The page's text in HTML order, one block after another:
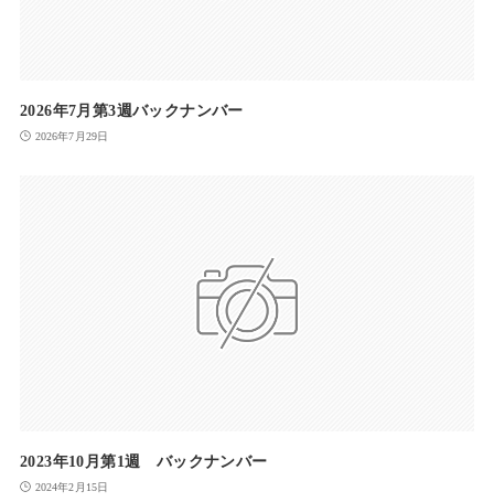
2026年7月第3週バックナンバー
2026年7月29日
2023年10月第1週 バックナンバー
2024年2月15日